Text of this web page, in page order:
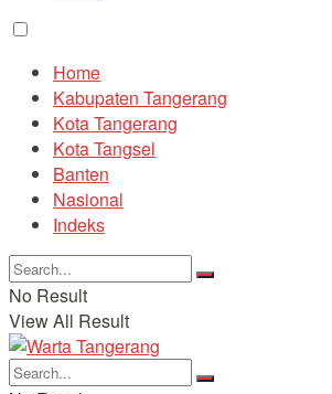
Home
Kabupaten Tangerang
Kota Tangerang
Kota Tangsel
Banten
Nasional
Indeks
No Result
View All Result